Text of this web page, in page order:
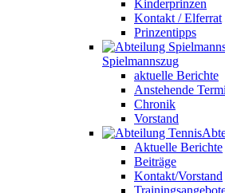
Kinderprinzen
Kontakt / Elferrat
Prinzentipps
Spielmannszug
aktuelle Berichte
Anstehende
Chronik
Vorstand
Aktuelle Berichte
Beiträge
Kontakt/Vorstand